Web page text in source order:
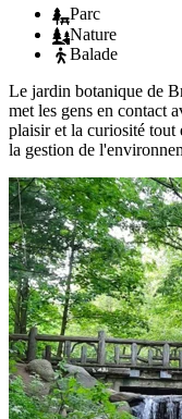
Parc
Nature
Balade
Le jardin botanique de
met les gens en contact
plaisir et la curiosité tout
la gestion de